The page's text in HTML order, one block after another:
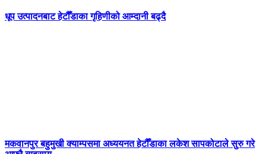
धूप उत्पादनबाट हेटौँडाका गृहिणीको आम्दानी बढ्दै
मकवानपुर बहुमुखी क्याम्पसमा अध्ययनत हेटौँडाका लकेश सापकोटाले सुरु गरे